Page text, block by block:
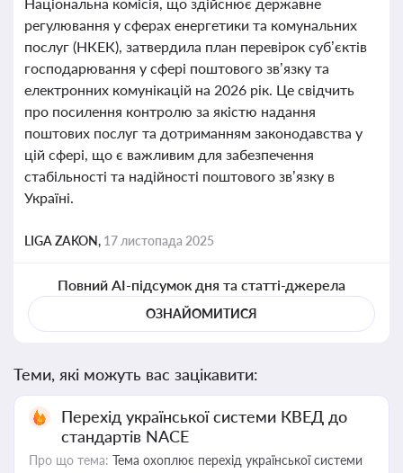
регулювання у сферах енергетики та комунальних
послуг (НКЕК), затвердила план перевірок суб’єктів
господарювання у сфері поштового зв’язку та
електронних комунікацій на 2026 рік. Це свідчить
про посилення контролю за якістю надання
поштових послуг та дотриманням законодавства у
цій сфері, що є важливим для забезпечення
стабільності та надійності поштового зв’язку в
Україні.
LIGA ZAKON, 17 листопада 2025
Повний AI-підсумок дня та статті-джерела
ОЗНАЙОМИТИСЯ
Теми, які можуть вас зацікавити:
Перехід української системи КВЕД до
стандартів NACE
Про що тема: Тема охоплює перехід української системи